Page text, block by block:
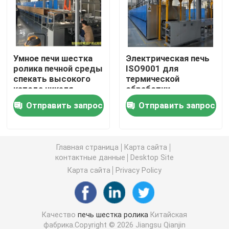
печь пояса сетки
Тип печь коробки
печь трубки
печь тоннеля
печь коробки атмосферы
Печь отжига
Умное печи шестка
ролика печной среды
спекать высокого
катода никеля
троичного
материальное
полностью
Отправить запрос
Электрическая печь
ISO9001 для
термической
обработки
материалов
электрода анода и
катода батареи
Отправить запрос
Главная страница
Карта сайта
контактные данные
Desktop Site
Карта сайта
Privacy Policy
Качество печь шестка ролика Китайская
фабрика.Copyright © 2026 Jiangsu Qianjin